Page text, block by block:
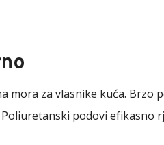
mora za vlasnike kuća. Brzo
podovi efikasno